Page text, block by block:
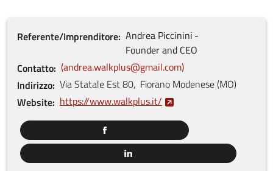
Referente/Imprenditore Andrea Piccinini
Founder and CEO
Contatto
andrea.walkplus@gmail.com
Indirizzo Via Statale Est80, Fiorano Modenese(MO)
Website https://www.walkplus.it/